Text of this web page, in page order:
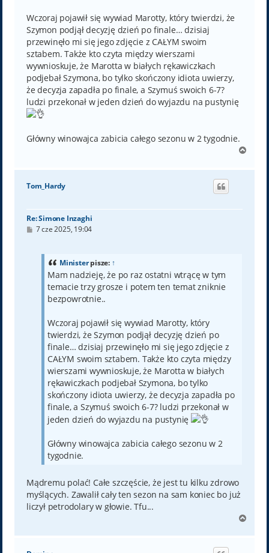
Wczoraj pojawił się wywiad Marotty, który twierdzi, że
Szymon podjął decyzję dzień po finale… dzisiaj
przewinęło mi się jego zdjęcie z CAŁYM swoim
sztabem. Także kto czyta między wierszami
wywnioskuje, że Marotta w białych rękawiczkach
podjebał Szymona, bo tylko skończony idiota uwierzy,
że decyzja zapadła po finale, a Szymuś swoich 6-7?
ludzi przekonał w jeden dzień do wyjazdu na pustynię
Główny winowajca zabicia całego sezonu w 2 tygodnie.
g
Tom_Hardy
Re: Simone Inzaghi
P7 cze 2025, 19:04
Ministerpisze: ↑
Mam nadzieję, że po raz ostatni wtrącę w tym
temacie trzy grosze i potem ten temat zniknie
bezpowrotnie..
Wczoraj pojawił się wywiad Marotty, który
twierdzi, że Szymon podjął decyzję dzień po
finale… dzisiaj przewinęło mi się jego zdjęcie z
CAŁYM swoim sztabem. Także kto czyta między
wierszami wywnioskuje, że Marotta w białych
rękawiczkach podjebał Szymona, bo tylko
skończony idiota uwierzy, że decyzja zapadła po
finale, a Szymuś swoich 6-7? ludzi przekonał w
jeden dzień do wyjazdu na pustynię
Główny winowajca zabicia całego sezonu w 2
tygodnie.
Mądremu polać! Całe szczęście, że jest tu kilku zdrowo
myślących. Zawalił cały ten sezon na sam koniec bo już
liczył petrodolary w głowie. Tfu...
g